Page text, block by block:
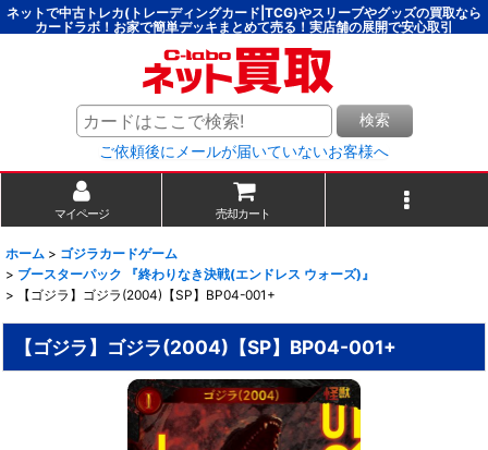
ネットで中古トレカ(トレーディングカード|TCG)やスリーブやグッズの買取なら
カードラボ！お家で簡単デッキまとめて売る！実店舗の展開で安心取引
検索
ご依頼後にメールが届いていないお客様へ
マイページ 売却カート
ホーム > ゴジラカードゲーム
> ブースターパック 『終わりなき決戦(エンドレス ウォーズ)』
>
【ゴジラ】ゴジラ(2004)【SP】BP04-001+
【ゴジラ】ゴジラ(2004)【SP】BP04-001+